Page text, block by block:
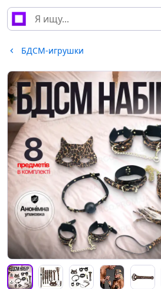
БДСМ-игрушки